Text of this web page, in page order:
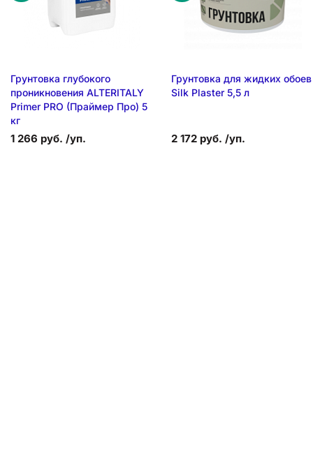
Грунтовка глубокого
проникновения ALTERITALY
Primer PRO (Праймер Про) 5
кг
1 266 руб. /уп.
Грунтовка для жидких обоев
Silk Plaster 5,5 л
2 172 руб. /уп.